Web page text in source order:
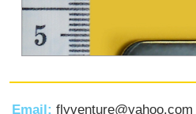
Email: flyventure@yahoo.com